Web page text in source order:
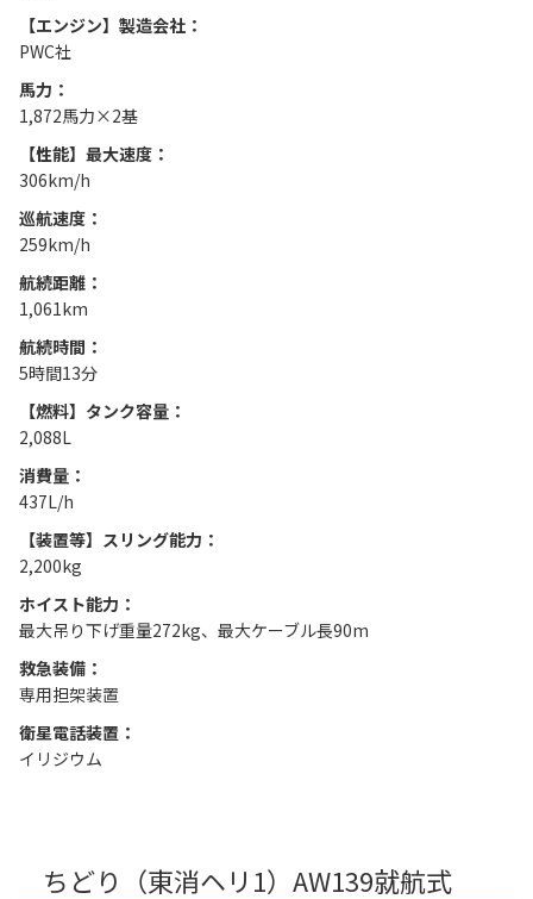
【エンジン】製造会社：
PWC社
馬力：
1,872馬力×2基
【性能】最大速度：
306km/h
巡航速度：
259km/h
航続距離：
1,061km
航続時間：
5時間13分
【燃料】タンク容量：
2,088L
消費量：
437L/h
【装置等】スリング能力：
2,200kg
ホイスト能力：
最大吊り下げ重量272kg、最大ケーブル長90m
救急装備：
専用担架装置
衛星電話装置：
イリジウム
ちどり（東消ヘリ1）AW139就航式